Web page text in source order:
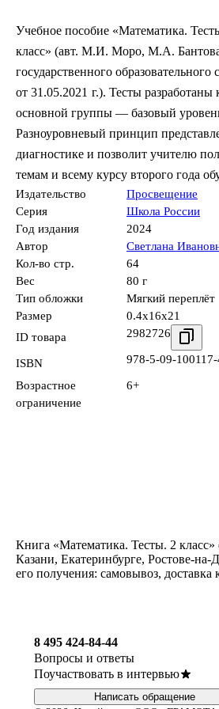
Учебное пособие «Математика.
класс» (авт. М.И. Моро, М.А.
государственного
от 31.05.2021 г.). Тесты
основной группы –– базовый
Разноуровневый принцип
диагностике и позволит учителю
темам и всему курсу второго года
Издательство
Просвещение
Серия
Школа России
Год издания
2024
Автор
Светлана
Кол-во стр.
64
Вес
80 г
Тип обложки
Мягкий переплёт
Размер
0.4x16x21
ID товара
2982726
ISBN 978-5-09-
Возрастное
ограничение
6+
Книга «Математика. Тесты. 2
Казани, Екатеринбурге, Ростове-
его получения: самовывоз,
8 495 424-84-44
Вопросы и ответы
Поучаствовать в интервью
Написать обращение